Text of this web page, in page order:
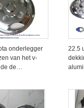
onderlegger
van het v-
de
buswiel van
22.5
van
van